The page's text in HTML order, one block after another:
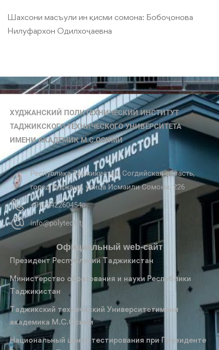
Шахсони масъули ин қисми сомона: Бобоҷонова
Нилуфархон Одилхоҷаевна
ХУДЖАНСКИЙ ПОЛИТЕХНИЧЕСКИЙ ИНСТИТУТ
ТАДЖИКСКОГО ТЕХНИЧЕСКОГО УНИВЕРСИТЕТА
ИМЕНИ АКАДЕМИК М.С.ОСИМИ
Республика Таджикистан, Согдийская область,
город Худжанд, улица Исмаили Сомони, 226
+992342260454
info@polytech.tj
Официальный web-сайт
Президент Республикии Таджикистан
Министерство образования и науки Республики
Таджикистан
Таджикский технический Университетимени
академика М.С.Осими
Национальный центр тестирования при Президенте